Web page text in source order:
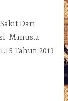
Dari
Manusia
Tahun 2019